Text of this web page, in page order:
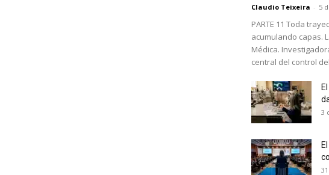
No te pierdas de las últimas
Suscríbete a nuestro boletín diario y recibe
noticias del vapeo y la reducción de daños en tu
Claudio Teixeira - 5
PARTE 11 Toda
acumulando capas.
Médica.
central del control
3